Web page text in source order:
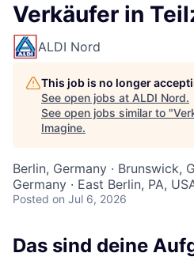
Verkäufer in
ALDI Nord
This job is no longer
See open jobs at ALDI Nord.
See open jobs similar to "
Imagine.
Berlin, Germany · Brunswick,
Germany · East Berlin, PA,
Posted on Jul 6, 2026
Das sind deine